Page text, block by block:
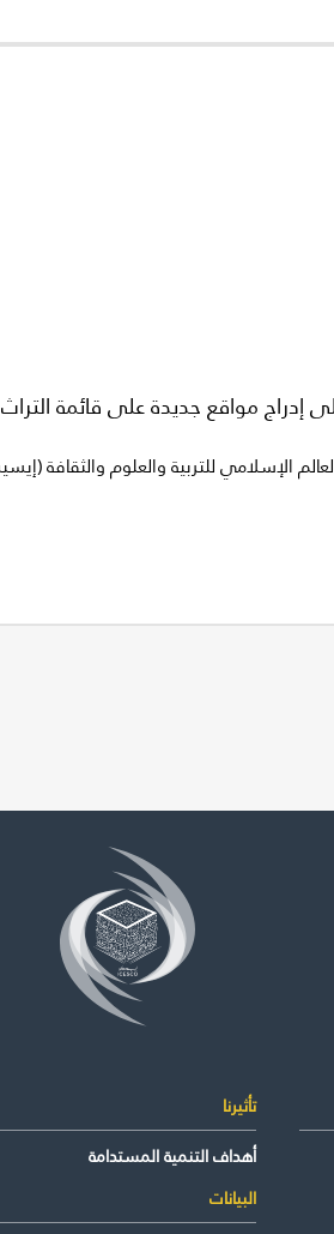
إدراج مواقع جديدة على قائمة
الإسلامي للتربية والعلوم والثقافة
تأثيرنا
أهداف التنمية المستدامة
البيانات